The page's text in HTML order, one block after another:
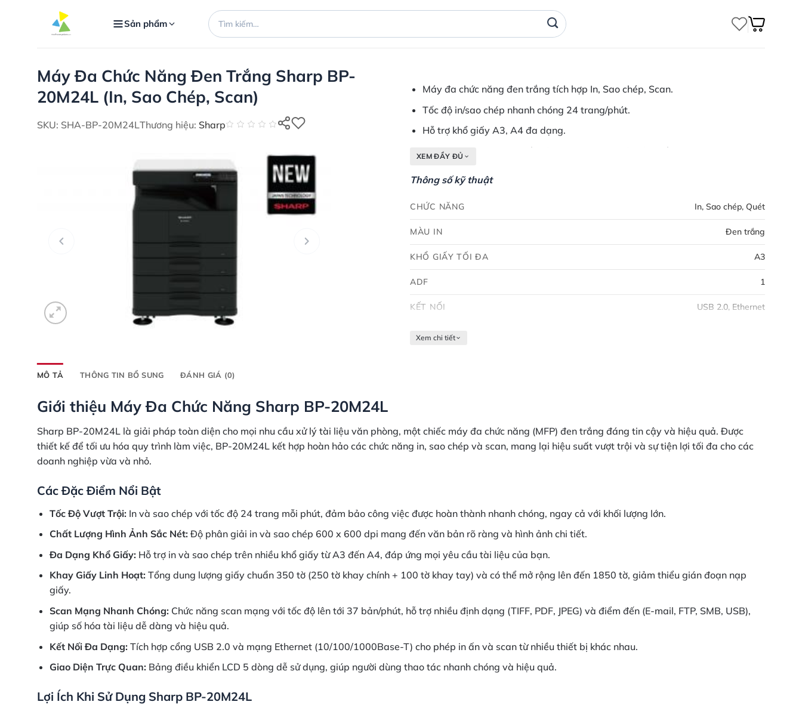
Sản phẩm
Tìm
kiếm:
Máy Đa Chức Năng Đen Trắng Sharp BP-
20M24L (In, Sao Chép, Scan)
SKU: SHA-BP-20M24LThương hiệu: Sharp
Máy đa chức năng đen trắng tích hợp In, Sao chép, Scan.
Tốc độ in/sao chép nhanh chóng 24 trang/phút.
Hỗ trợ khổ giấy A3, A4 đa dạng.
Chức năng scan mạng tốc độ cao 37 trang/phút với nhiều định dạng.
XEM ĐẦY ĐỦ
Thông số kỹ thuật
CHỨC NĂNG In, Sao chép, Quét
MÀU IN Đen trắng
KHỔ GIẤY TỐI ĐA A3
ADF 1
KẾT NỐI USB 2.0, Ethernet
Xem chi tiết
MÔ TẢ THÔNG TIN BỔ SUNG ĐÁNH GIÁ (0)
Giới thiệu Máy Đa Chức Năng Sharp BP-20M24L
Sharp BP-20M24L là giải pháp toàn diện cho mọi nhu cầu xử lý tài liệu văn phòng, một chiếc máy đa chức năng (MFP) đen trắng đáng tin cậy và hiệu quả. Được
thiết kế để tối ưu hóa quy trình làm việc, BP-20M24L kết hợp hoàn hảo các chức năng in, sao chép và scan, mang lại hiệu suất vượt trội và sự tiện lợi tối đa cho các
doanh nghiệp vừa và nhỏ.
Các Đặc Điểm Nổi Bật
Tốc Độ Vượt Trội:In và sao chép với tốc độ 24 trang mỗi phút, đảm bảo công việc được hoàn thành nhanh chóng, ngay cả với khối lượng lớn.
Chất Lượng Hình Ảnh Sắc Nét:Độ phân giải in và sao chép 600 x 600 dpi mang đến văn bản rõ ràng và hình ảnh chi tiết.
Đa Dạng Khổ Giấy:Hỗ trợ in và sao chép trên nhiều khổ giấy từ A3 đến A4, đáp ứng mọi yêu cầu tài liệu của bạn.
Khay Giấy Linh Hoạt:Tổng dung lượng giấy chuẩn 350 tờ (250 tờ khay chính + 100 tờ khay tay) và có thể mở rộng lên đến 1850 tờ, giảm thiểu gián đoạn nạp
giấy.
Scan Mạng Nhanh Chóng:Chức năng scan mạng với tốc độ lên tới 37 bản/phút, hỗ trợ nhiều định dạng (TIFF, PDF, JPEG) và điểm đến (E-mail, FTP, SMB, USB),
giúp số hóa tài liệu dễ dàng và hiệu quả.
Kết Nối Đa Dạng:Tích hợp cổng USB 2.0 và mạng Ethernet (10/100/1000Base-T) cho phép in ấn và scan từ nhiều thiết bị khác nhau.
Giao Diện Trực Quan:Bảng điều khiển LCD 5 dòng dễ sử dụng, giúp người dùng thao tác nhanh chóng và hiệu quả.
Lợi Ích Khi Sử Dụng Sharp BP-20M24L